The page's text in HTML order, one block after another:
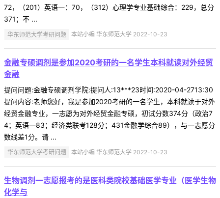
72，（201）英语一：70，（312）心理学专业基础综合：229，总分
371；不 ...
华东师范大学考研问题 本站小编 华东师范大学 2022-10-23
金融专硕调剂是参加2020考研的一名学生本科就读对外经贸
金融
提问问题:金融专硕调剂学院:提问人:13***23时间:2020-04-2713:30
提问内容:老师您好，我是参加2020考研的一名学生，本科就读于对外
经贸金融专业，一志愿为对外经贸金融专硕，初试分数374分（政治7
4；英语一83；经济类联考128分；431金融学综合89），与一志愿分
数线差1分。请 ...
华东师范大学考研问题 本站小编 华东师范大学 2022-10-23
生物调剂一志愿报考的是医科类院校基础医学专业（医学生物
化学与